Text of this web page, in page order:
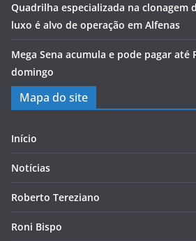
Quadrilha especializada na clonagem
luxo é alvo de operação em Alfenas
Mega Sena acumula e pode pagar até
domingo
Mapa do site
Início
Notícias
Roberto Tereziano
Roni Bispo